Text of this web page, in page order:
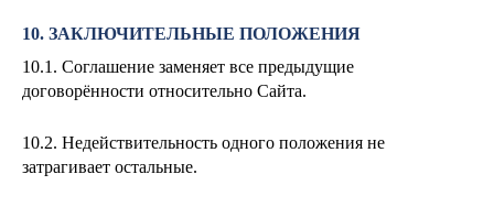
10. ЗАКЛЮЧИТЕЛЬНЫЕ ПОЛОЖЕНИЯ
10.1. Соглашение заменяет все предыдущие
договорённости относительно Сайта.
10.2. Недействительность одного положения не
затрагивает остальные.